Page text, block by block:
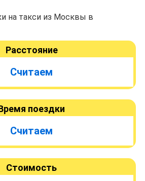
на такси из Москвы в
Расстояние
Считаем
поездки
Считаем
Стоимость